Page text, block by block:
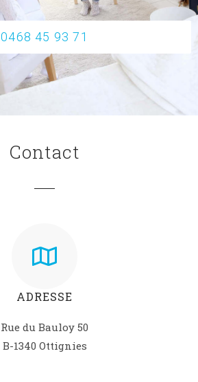
0468 45 93 71
Contact
ADRESSE
Rue du Bauloy 50
B-1340 Ottignies